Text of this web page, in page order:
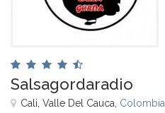
Salsagordaradio
Cali, Valle Del Cauca, Colombia